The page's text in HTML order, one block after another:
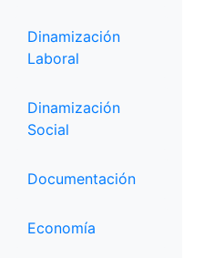
Dinamización
Laboral
Dinamización
Social
Documentación
Economía